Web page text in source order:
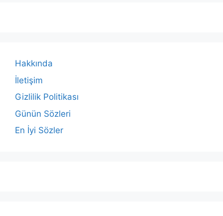
Hakkında
İletişim
Gizlilik Politikası
Günün Sözleri
En İyi Sözler